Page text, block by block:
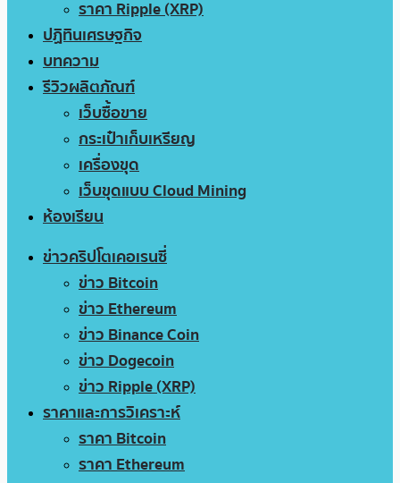
ราคา Ripple (XRP)
ปฏิทินเศรษฐกิจ
บทความ
รีวิวผลิตภัณฑ์
เว็บซื้อขาย
กระเป๋าเก็บเหรียญ
เครื่องขุด
เว็บขุดแบบ Cloud Mining
ห้องเรียน
ข่าวคริปโตเคอเรนซี่
ข่าว Bitcoin
ข่าว Ethereum
ข่าว Binance Coin
ข่าว Dogecoin
ข่าว Ripple (XRP)
ราคาและการวิเคราะห์
ราคา Bitcoin
ราคา Ethereum